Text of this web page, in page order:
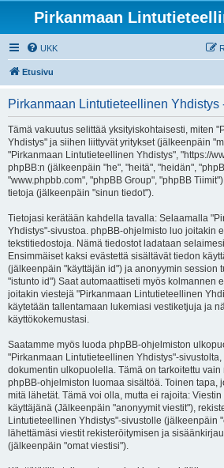
Pirkanmaan
UKK
Etusivu
Pirkanmaan Lintutieteellinen Yhdistys
Tämä vakuutus selittää yksityiskohtaisesti, miten
Yhdistys" ja siihen liittyvät yritykset (jälkeenpäin
"Pirkanmaan Lintutieteellinen Yhdistys", "https://
phpBB:n (jälkeenpäin "he", "heitä", "heidän",
"www.phpbb.com", "phpBB Group", "phpBB
tietoja (jälkeenpäin "sinun tiedot").
Tietojasi kerätään kahdella tavalla: Selaamalla
Yhdistys"-sivustoa. phpBB-ohjelmisto luo joitakin
tekstitiedostoja. Nämä tiedostot ladataan
Ensimmäiset kaksi evästettä sisältävät tiedon
(jälkeenpäin "käyttäjän id") ja anonyymin session
"istunto id") Saat automaattiseti myös kolmannen
joitakin viestejä "Pirkanmaan Lintutieteellinen
käytetään tallentamaan lukemiasi vestiketjuja ja
käyttökokemustasi.
Saatamme myös luoda phpBB-ohjelmiston
"Pirkanmaan Lintutieteellinen Yhdistys"-sivustolta,
dokumentin ulkopuolella. Tämä on tarkoitettu
phpBB-ohjelmiston luomaa sisältöä. Toinen tapa,
mitä lähetät. Tämä voi olla, mutta ei rajoita:
käyttäjänä (Jälkeenpäin "anonyymit viestit"),
Lintutieteellinen Yhdistys"-sivustolle (jälkeenpäin
lähettämäsi viestit rekisteröitymisen ja
(jälkeenpäin "omat viestisi").